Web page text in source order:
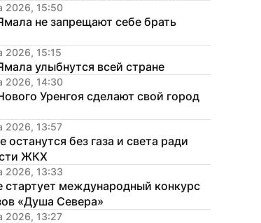
2026, 15:50
не запрещают себе брать
2026, 15:15
улыбнутся всей стране
2026, 14:30
Уренгоя сделают свой город
2026, 13:57
останутся без газа и света ради
ЖКХ
2026, 13:33
стартует международный конкурс
«Душа Севера»
2026, 13:27